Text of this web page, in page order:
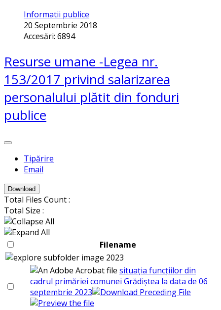
Informatii publice
20 Septembrie 2018
Accesări: 6894
Resurse umane -Legea nr.
153/2017 privind salarizarea
personalului plătit din fonduri
publice
Tipărire
Email
Download
Total Files Count :
Total Size :
Filename
2023
situația funcțiilor din
cadrul primăriei comunei Grădiștea la data de 06
septembrie 2023